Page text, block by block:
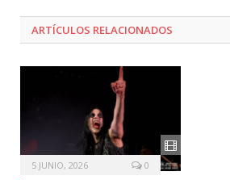
ARTÍCULOS RELACIONADOS
5 JUNIO, 2026 0